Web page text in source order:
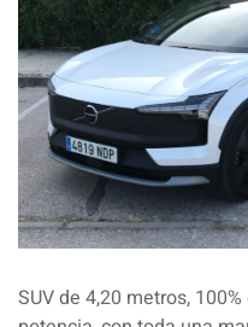
SUV de 4,20 metros,